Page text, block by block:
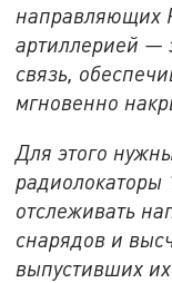
направляющих
артиллерией —
связь,
мгновенно
Для этого
радиолокаторы
отслеживать
снарядов и
выпустивших